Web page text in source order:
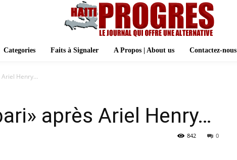
Categories Faits à Signaler A Propos | About us Contactez-nous
Ariel Henry…
après Ariel Henry…
0
842